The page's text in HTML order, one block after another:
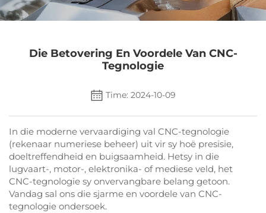
FAQ
Die Betovering En Voordele Van CNC-
Tegnologie
Time: 2024-10-09
In die moderne vervaardiging val CNC-tegnologie
(rekenaar numeriese beheer) uit vir sy hoë presisie,
doeltreffendheid en buigsaamheid. Hetsy in die
lugvaart-, motor-, elektronika- of mediese veld, het
CNC-tegnologie sy onvervangbare belang getoon.
Vandag sal ons die sjarme en voordele van CNC-
tegnologie ondersoek.